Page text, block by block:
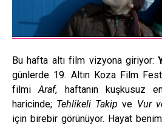
Bu hafta altı film vizyona giriyor:
günlerde 19. Altın Koza Film
filmi Araf, haftanın kuşkusuz
haricinde; Tehlikeli Takip ve Vur
için birebir görünüyor. Hayat